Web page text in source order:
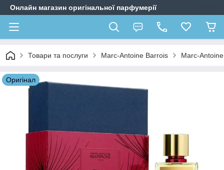
Онлайн магазин оригінальної парфумерії
Товари та послуги Marc-Antoine Barrois Marc-
Оригiнал